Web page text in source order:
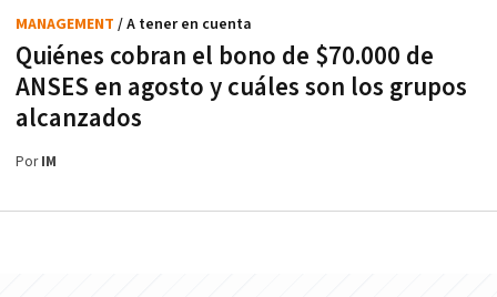
Quiénes cobran el bono de $70.000 de
ANSES en agosto y cuáles son los grupos
alcanzados
MANAGEMENT / A tener en cuenta
PorIM